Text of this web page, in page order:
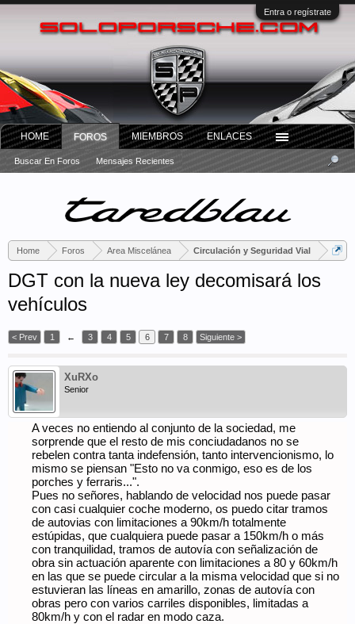
Entra o regístrate
Home Foros Area Miscelánea Circulación y Seguridad Vial
DGT con la nueva ley decomisará los
vehículos
< Prev 1 ← 3 4 5 6 7 8 Siguiente >
XuRXo
Senior
A veces no entiendo al conjunto de la sociedad, me
sorprende que el resto de mis conciudadanos no se
rebelen contra tanta indefensión, tanto intervencionismo, lo
mismo se piensan "Esto no va conmigo, eso es de los
porches y ferraris...".
Pues no señores, hablando de velocidad nos puede pasar
con casi cualquier coche moderno, os puedo citar tramos
de autovias con limitaciones a 90km/h totalmente
estúpidas, que cualquiera puede pasar a 150km/h o más
con tranquilidad, tramos de autovía con señalización de
obra sin actuación aparente con limitaciones a 80 y 60km/h
en las que se puede circular a la misma velocidad que si no
estuvieran las líneas en amarillo, zonas de autovía con
obras pero con varios carriles disponibles, limitadas a
80km/h y con el radar en modo caza.
HOME FOROS
Buscar En Foros Mensajes Recientes
MIEMBROS ENLACES